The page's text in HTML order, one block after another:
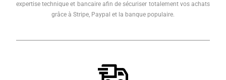
expertise technique et bancaire afin de sécuriser totalement vos achats
grâce à Stripe, Paypal et la banque populaire.